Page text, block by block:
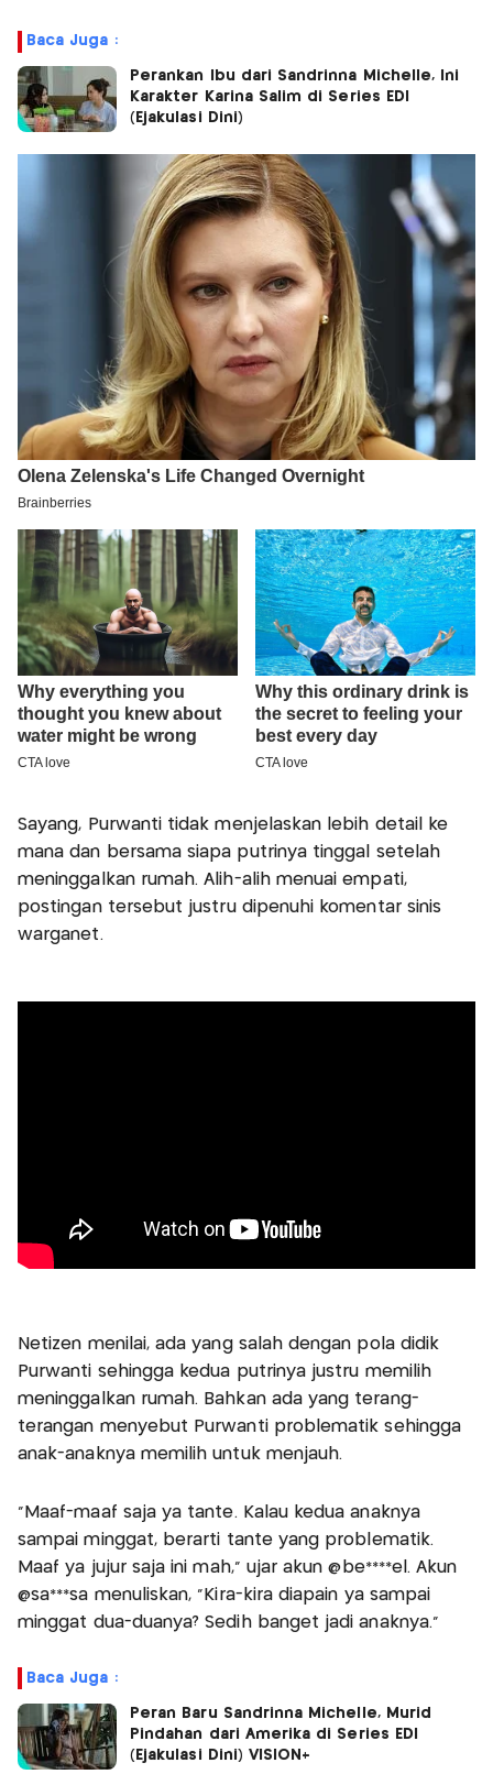
Baca Juga :
Perankan Ibu dari Sandrinna Michelle, Ini
Karakter Karina Salim di Series EDI
(Ejakulasi Dini)
Sayang, Purwanti tidak menjelaskan lebih detail ke
mana dan bersama siapa putrinya tinggal setelah
meninggalkan rumah. Alih-alih menuai empati,
postingan tersebut justru dipenuhi komentar sinis
warganet.
Netizen menilai, ada yang salah dengan pola didik
Purwanti sehingga kedua putrinya justru memilih
meninggalkan rumah. Bahkan ada yang terang-
terangan menyebut Purwanti problematik sehingga
anak-anaknya memilih untuk menjauh.
“Maaf-maaf saja ya tante. Kalau kedua anaknya
sampai minggat, berarti tante yang problematik.
Maaf ya jujur saja ini mah,” ujar akun @be****el. Akun
@sa***sa menuliskan, “Kira-kira diapain ya sampai
minggat dua-duanya? Sedih banget jadi anaknya.”
Baca Juga :
Peran Baru Sandrinna Michelle, Murid
Pindahan dari Amerika di Series EDI
(Ejakulasi Dini) VISION+